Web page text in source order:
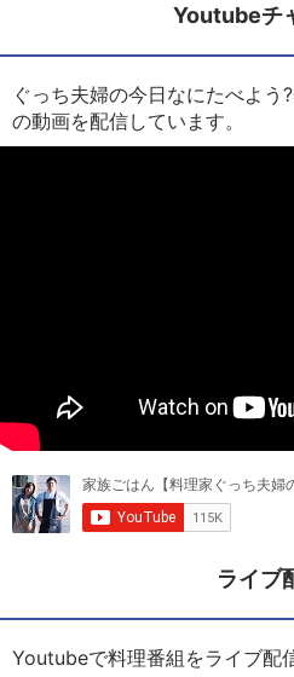
Youtubeチ
ぐっち夫婦の今日なにたべよう
の動画を配信しています。
ライブ
Youtubeで料理番組をライブ配